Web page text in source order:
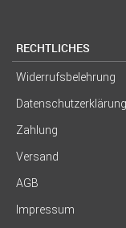
RECHTLICHES
Widerrufsbelehrung
Datenschutzerklärung
Zahlung
Versand
AGB
Impressum